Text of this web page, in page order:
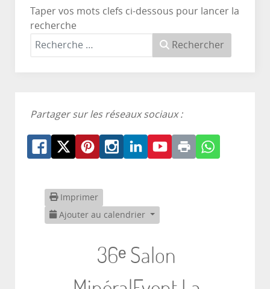
Taper vos mots clefs ci-dessous pour lancer la
recherche
Rechercher
Partager sur les réseaux sociaux :
Imprimer
Ajouter au calendrier
36ᵉ Salon